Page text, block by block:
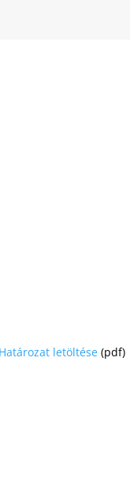
Határozat letöltése (pdf)